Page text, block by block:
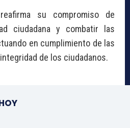
su compromiso de
ciudadana y combatir las
en cumplimiento de las
de los ciudadanos.